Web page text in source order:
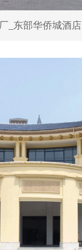
_东部华侨城酒店